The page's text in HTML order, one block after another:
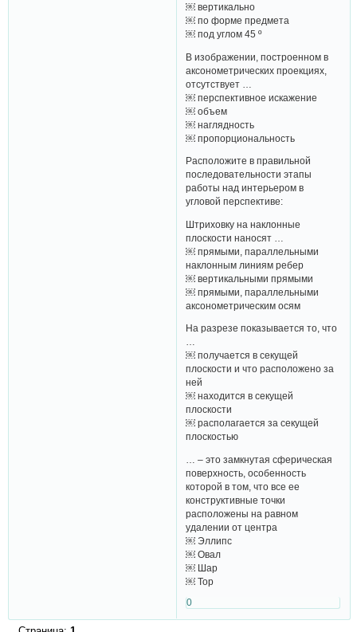
￼ вертикально
￼ по форме предмета
￼ под углом 45 º
В изображении, построенном в
аксонометрических проекциях,
отсутствует …
￼ перспективное искажение
￼ объем
￼ наглядность
￼ пропорциональность
Расположите в правильной
последовательности этапы
работы над интерьером в
угловой перспективе:
Штриховку на наклонные
плоскости наносят …
￼ прямыми, параллельными
наклонным линиям ребер
￼ вертикальными прямыми
￼ прямыми, параллельными
аксонометрическим осям
На разрезе показывается то, что
￼ получается в секущей
плоскости и что расположено за
ней
￼ находится в секущей
плоскости
￼ располагается за секущей
плоскостью
… – это замкнутая сферическая
поверхность, особенность
которой в том, что все ее
конструктивные точки
расположены на равном
удалении от центра
￼ Эллипс
￼ Овал
￼ Шар
￼ Тор
0